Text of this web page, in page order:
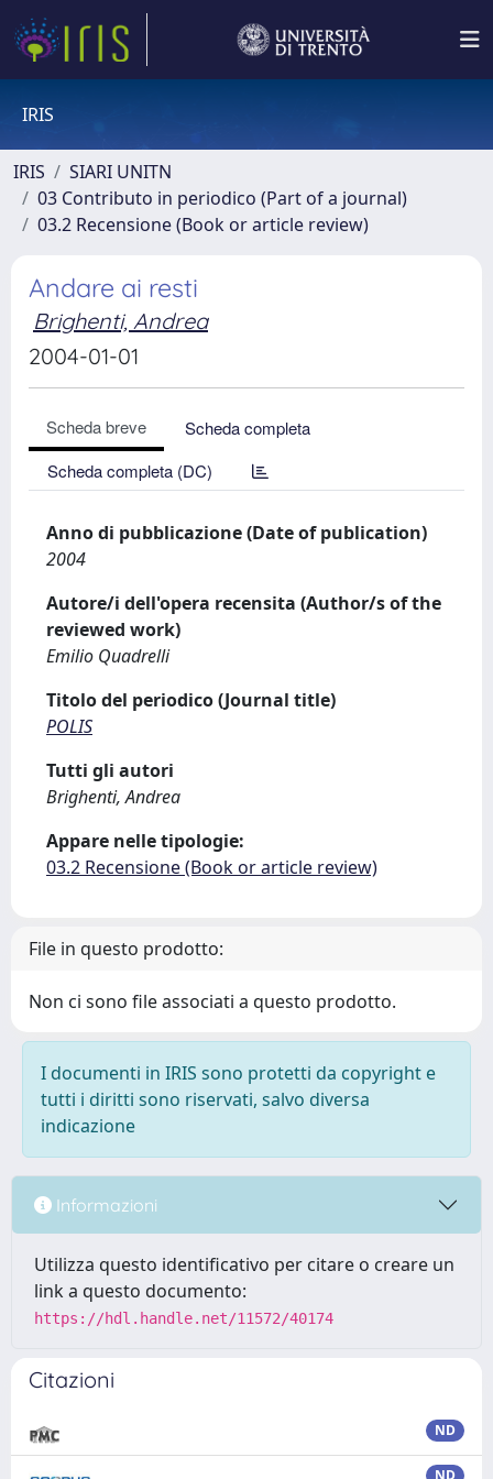
IRIS
IRIS
SIARI UNITN
03 Contributo in periodico (Part of a journal)
03.2 Recensione (Book or article review)
Andare ai resti
Brighenti, Andrea
2004-01-01
Scheda breve
Scheda completa
Scheda completa (DC)
Anno di pubblicazione (Date of publication)
2004
Autore/i dell'opera recensita (Author/s of the
reviewed work)
Emilio Quadrelli
Titolo del periodico (Journal title)
POLIS
Tutti gli autori
Brighenti, Andrea
Appare nelle tipologie:
03.2 Recensione (Book or article review)
File in questo prodotto:
Non ci sono file associati a questo prodotto.
I documenti in IRIS sono protetti da copyright e
tutti i diritti sono riservati, salvo diversa
indicazione
Informazioni
Utilizza questo identificativo per citare o creare un
link a questo documento:
https://hdl.handle.net/11572/40174
Citazioni
ND